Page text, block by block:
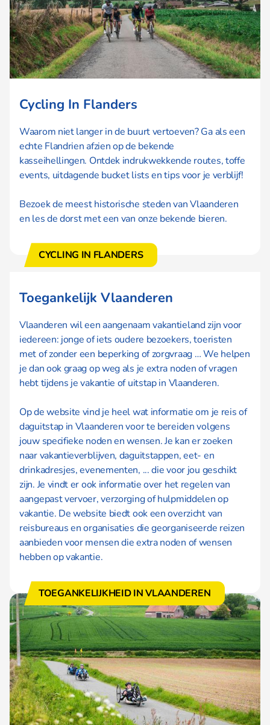
Cycling In Flanders
Waarom niet langer in de buurt vertoeven? Ga als een
echte Flandrien afzien op de bekende
kasseihellingen. Ontdek indrukwekkende routes, toffe
events, uitdagende bucket lists en tips voor je verblijf!
Bezoek de meest historische steden van Vlaanderen
en les de dorst met een van onze bekende bieren.
CYCLING IN FLANDERS
Toegankelijk Vlaanderen
Vlaanderen wil een aangenaam vakantieland zijn voor
iedereen: jonge of iets oudere bezoekers, toeristen
met of zonder een beperking of zorgvraag … We helpen
je dan ook graag op weg als je extra noden of vragen
hebt tijdens je vakantie of uitstap in Vlaanderen.
Op de website vind je heel wat informatie om je reis of
daguitstap in Vlaanderen voor te bereiden volgens
jouw specifieke noden en wensen. Je kan er zoeken
naar vakantieverblijven, daguitstappen, eet- en
drinkadresjes, evenementen, ... die voor jou geschikt
zijn. Je vindt er ook informatie over het regelen van
aangepast vervoer, verzorging of hulpmiddelen op
vakantie. De website biedt ook een overzicht van
reisbureaus en organisaties die georganiseerde reizen
aanbieden voor mensen die extra noden of wensen
hebben op vakantie.
TOEGANKELIJKHEID IN VLAANDEREN